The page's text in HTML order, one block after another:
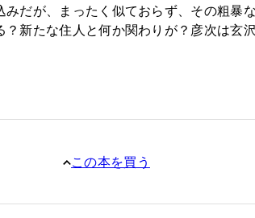
だが、まったく似ておらず、その粗暴
新たな住人と何か関わりが？彦次は玄
この本を買う